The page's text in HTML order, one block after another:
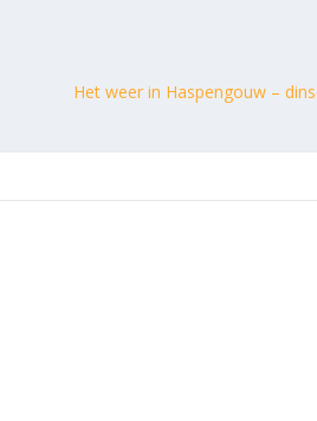
Het weer in Haspengouw –